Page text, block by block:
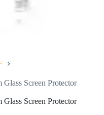
Screen Protector
Screen Protector